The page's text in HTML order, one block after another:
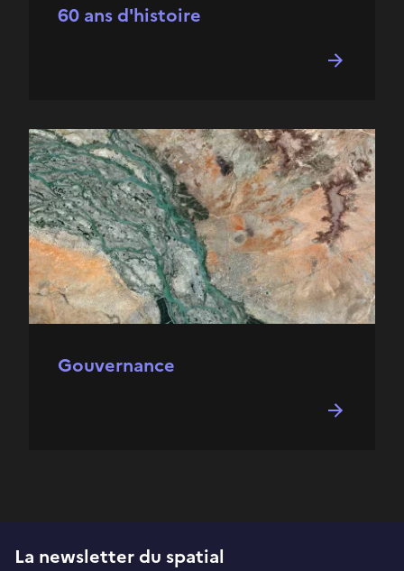
60 ans d'histoire
Gouvernance
La newsletter du spatial